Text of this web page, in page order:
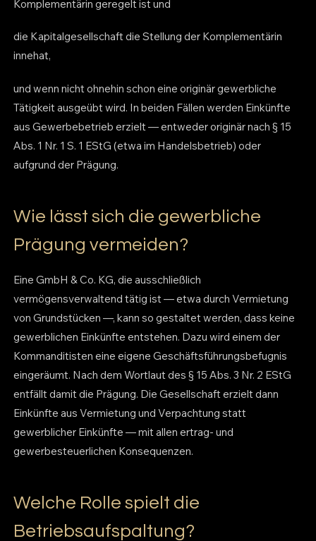
Komplementärin geregelt ist und
die Kapitalgesellschaft die Stellung der Komplementärin
innehat,
und wenn nicht ohnehin schon eine originär gewerbliche
Tätigkeit ausgeübt wird. In beiden Fällen werden Einkünfte
aus Gewerbebetrieb erzielt — entweder originär nach § 15
Abs. 1 Nr. 1 S. 1 EStG (etwa im Handelsbetrieb) oder
aufgrund der Prägung.
Wie lässt sich die gewerbliche
Prägung vermeiden?
Eine GmbH & Co. KG, die ausschließlich
vermögensverwaltend tätig ist — etwa durch Vermietung
von Grundstücken —, kann so gestaltet werden, dass keine
gewerblichen Einkünfte entstehen. Dazu wird einem der
Kommanditisten eine eigene Geschäftsführungsbefugnis
eingeräumt. Nach dem Wortlaut des § 15 Abs. 3 Nr. 2 EStG
entfällt damit die Prägung. Die Gesellschaft erzielt dann
Einkünfte aus Vermietung und Verpachtung statt
gewerblicher Einkünfte — mit allen ertrag- und
gewerbesteuerlichen Konsequenzen.
Welche Rolle spielt die
Betriebsaufspaltung?